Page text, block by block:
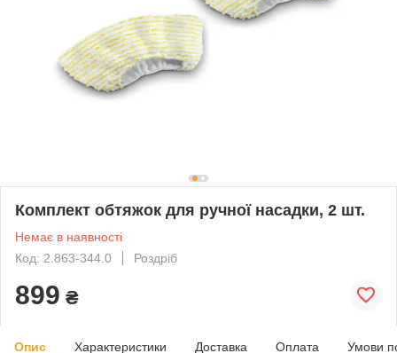
Комплект обтяжок для ручної насадки, 2 шт.
Немає в наявності
Код: 2.863-344.0
Роздріб
899 ₴
Опис Характеристики Доставка Оплата Умови